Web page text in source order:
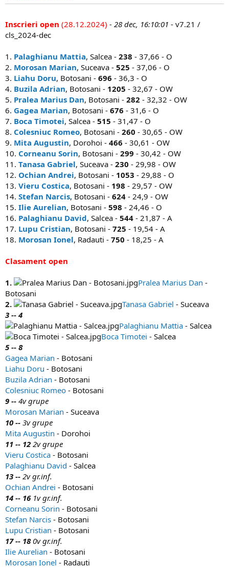
Inscrieri open (28.12.2024) - 28 dec, 16:10:01 - v7.21 /
cls_2024-dec
1. Palaghianu Mattia, Salcea - 238 - 37,66 - O
2. Morosan Marian, Suceava - 525 - 37,06 - O
3. Liahu Doru, Botosani - 696 - 36,3 - O
4. Buzila Adrian, Botosani - 1205 - 32,67 - OW
5. Pralea Marius Dan, Botosani - 282 - 32,32 - OW
6. Gagea Marian, Botosani - 676 - 31,6 - O
7. Boca Timotei, Salcea - 515 - 31,47 - O
8. Colesniuc Romeo, Botosani - 260 - 30,65 - OW
9. Mita Augustin, Dorohoi - 466 - 30,61 - OW
10. Corneanu Sorin, Botosani - 299 - 30,42 - OW
11. Tanasa Gabriel, Suceava - 230 - 29,98 - OW
12. Ochian Andrei, Botosani - 1053 - 29,88 - O
13. Vieru Costica, Botosani - 198 - 29,57 - OW
14. Stefan Narcis, Botosani - 624 - 24,9 - OW
15. Ilie Aurelian, Botosani - 598 - 24,46 - O
16. Palaghianu David, Salcea - 544 - 21,87 - A
17. Lupu Cristian, Botosani - 725 - 19,54 - A
18. Morosan Ionel, Radauti - 750 - 18,25 - A
Clasament open
1. Pralea Marius Dan -
Botosani
2.
Tanasa Gabriel - Suceava
3 -- 4
Palaghianu Mattia - Salcea
Boca Timotei - Salcea
5 -- 8
Gagea Marian - Botosani
Liahu Doru - Botosani
Buzila Adrian - Botosani
Colesniuc Romeo - Botosani
9 -- 4v grupe
Morosan Marian - Suceava
10 -- 3v grupe
Mita Augustin - Dorohoi
11 -- 12 2v grupe
Vieru Costica - Botosani
Palaghianu David - Salcea
13 -- 2v gr.inf.
Ochian Andrei - Botosani
14 -- 161v gr.inf.
Corneanu Sorin - Botosani
Stefan Narcis - Botosani
Lupu Cristian - Botosani
17 -- 180v gr.inf.
Ilie Aurelian - Botosani
Morosan Ionel - Radauti